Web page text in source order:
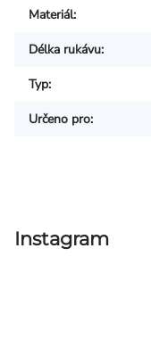
Materiál:
Délka rukávu:
Typ:
Určeno pro:
Instagram